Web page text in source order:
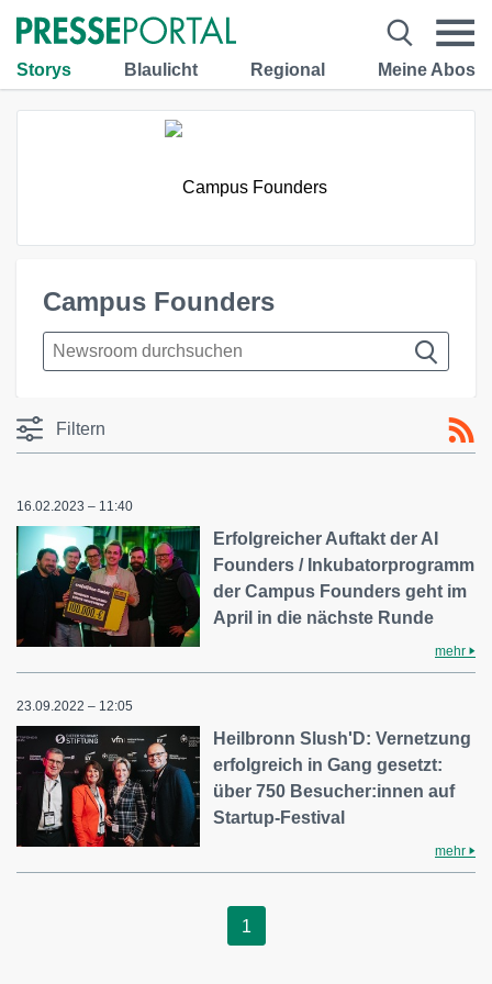
Storys Blaulicht Regional Meine Abos
Campus Founders
Filtern
16.02.2023 – 11:40
Erfolgreicher Auftakt der AI
Founders / Inkubatorprogramm
der Campus Founders geht im
April in die nächste Runde
mehr
23.09.2022 – 12:05
Heilbronn Slush'D: Vernetzung
erfolgreich in Gang gesetzt:
über 750 Besucher:innen auf
Startup-Festival
mehr
1